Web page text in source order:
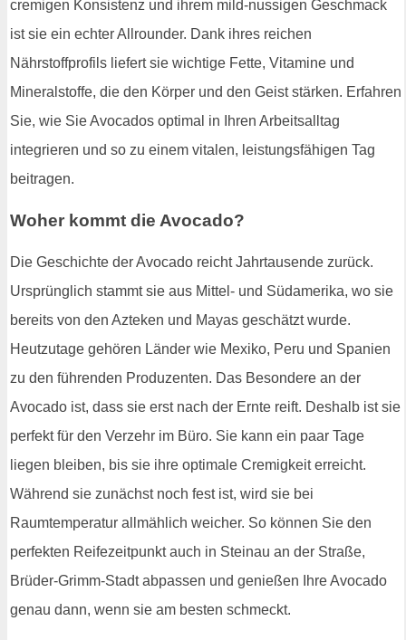
cremigen Konsistenz und ihrem mild-nussigen Geschmack
ist sie ein echter Allrounder. Dank ihres reichen
Nährstoffprofils liefert sie wichtige Fette, Vitamine und
Mineralstoffe, die den Körper und den Geist stärken. Erfahren
Sie, wie Sie Avocados optimal in Ihren Arbeitsalltag
integrieren und so zu einem vitalen, leistungsfähigen Tag
beitragen.
Woher kommt die Avocado?
Die Geschichte der Avocado reicht Jahrtausende zurück.
Ursprünglich stammt sie aus Mittel- und Südamerika, wo sie
bereits von den Azteken und Mayas geschätzt wurde.
Heutzutage gehören Länder wie Mexiko, Peru und Spanien
zu den führenden Produzenten. Das Besondere an der
Avocado ist, dass sie erst nach der Ernte reift. Deshalb ist sie
perfekt für den Verzehr im Büro. Sie kann ein paar Tage
liegen bleiben, bis sie ihre optimale Cremigkeit erreicht.
Während sie zunächst noch fest ist, wird sie bei
Raumtemperatur allmählich weicher. So können Sie den
perfekten Reifezeitpunkt auch in Steinau an der Straße,
Brüder-Grimm-Stadt abpassen und genießen Ihre Avocado
genau dann, wenn sie am besten schmeckt.